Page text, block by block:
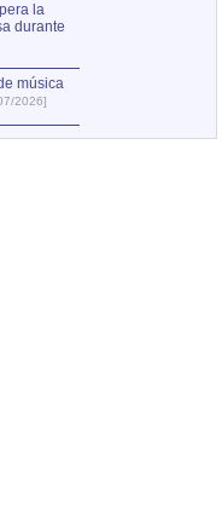
la
durante
música
2026]